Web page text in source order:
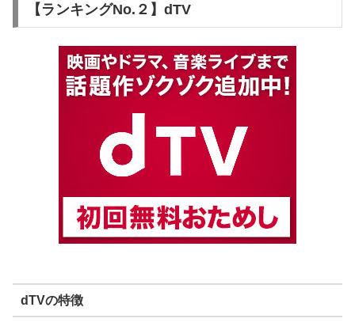
【ランキングNo.２】dTV
dTVの特徴